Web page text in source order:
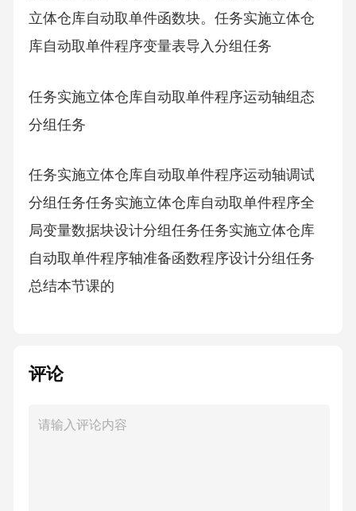
立体仓库自动取单件函数块。任务实施立体仓
库自动取单件程序变量表导入分组任务
任务实施立体仓库自动取单件程序运动轴组态
分组任务
任务实施立体仓库自动取单件程序运动轴调试
分组任务任务实施立体仓库自动取单件程序全
局变量数据块设计分组任务任务实施立体仓库
自动取单件程序轴准备函数程序设计分组任务
总结本节课的
评论